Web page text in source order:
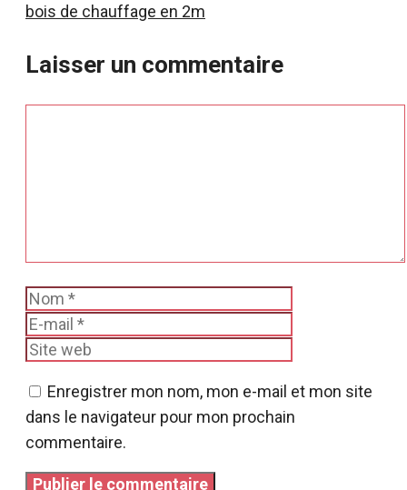
bois de chauffage en 2m
Laisser un commentaire
Nom
Enregistrer mon nom, mon e-mail et mon site
dans le navigateur pour mon prochain
commentaire.